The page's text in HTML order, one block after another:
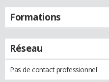
Formations
Réseau
Pas de contact professionnel